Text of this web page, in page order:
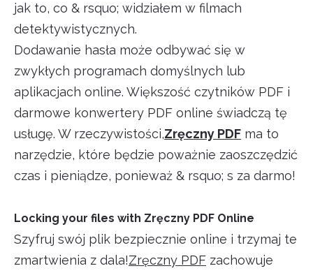
jak to, co & rsquo; widziałem w filmach
detektywistycznych.
Dodawanie hasła może odbywać się w
zwykłych programach domyślnych lub
aplikacjach online. Większość czytników PDF i
darmowe konwertery PDF online świadczą tę
usługę. W rzeczywistości,Zręczny PDF ma to
narzędzie, które będzie poważnie zaoszczędzić
czas i pieniądze, ponieważ & rsquo; s za darmo!
Locking your files with Zręczny PDF Online
Szyfruj swój plik bezpiecznie online i trzymaj te
zmartwienia z dala!Zręczny PDF zachowuje